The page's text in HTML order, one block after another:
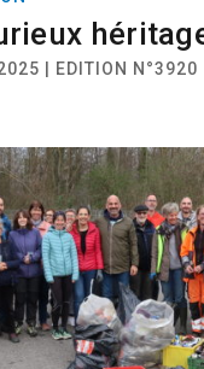
| EDITION N°3920